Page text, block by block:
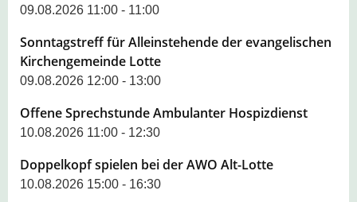
09.08.2026 11:00 - 11:00
Sonntagstreff für Alleinstehende der evangelischen
Kirchengemeinde Lotte
09.08.2026 12:00 - 13:00
Offene Sprechstunde Ambulanter Hospizdienst
10.08.2026 11:00 - 12:30
Doppelkopf spielen bei der AWO Alt-Lotte
10.08.2026 15:00 - 16:30